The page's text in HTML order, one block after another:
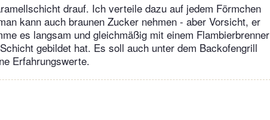
drauf. Ich verteile dazu auf jedem Förmchen
kann auch braunen Zucker nehmen - aber Vorsicht, er
es langsam und gleichmäßig mit einem Flambierbrenner
gebildet hat. Es soll auch unter dem Backofengrill
Erfahrungswerte.